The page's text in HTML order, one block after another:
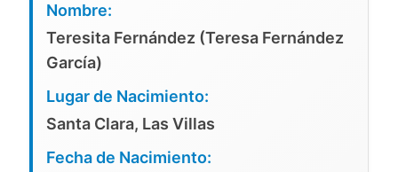
Nombre:
Teresita Fernández (Teresa Fernández
García)
Lugar de Nacimiento:
Santa Clara, Las Villas
Fecha de Nacimiento: